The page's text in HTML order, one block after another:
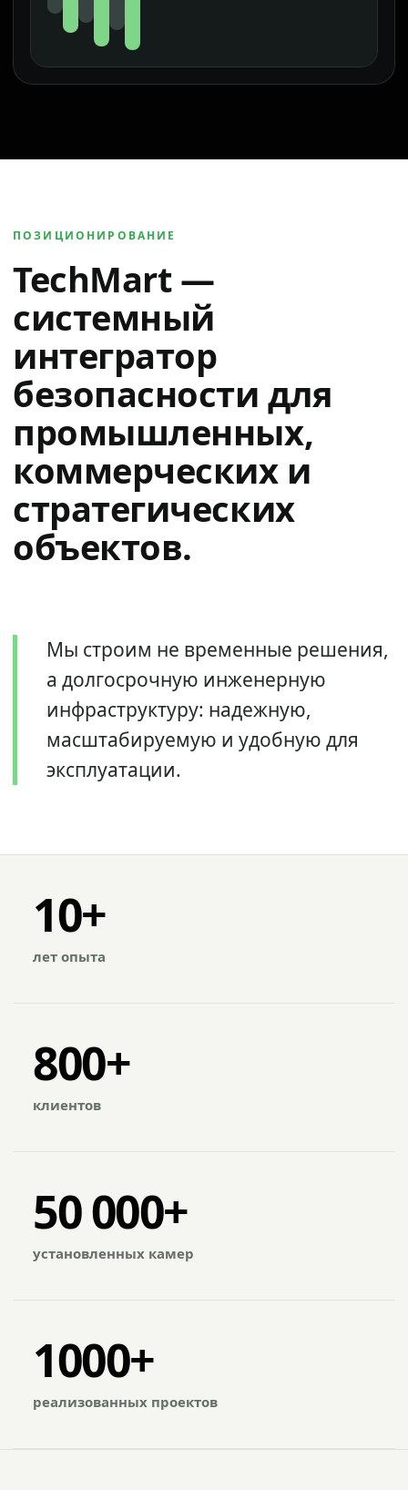
ПОЗИЦИОНИРОВАНИЕ
TechMart —
системный
интегратор
безопасности для
промышленных,
коммерческих и
стратегических
объектов.
Мы строим не временные решения,
а долгосрочную инженерную
инфраструктуру: надежную,
масштабируемую и удобную для
эксплуатации.
10+
лет опыта
800+
клиентов
50 000+
установленных камер
1000+
реализованных проектов